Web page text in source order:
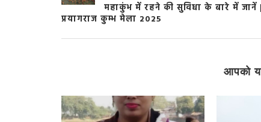
महाकुंभ में रहने की सुविधा के बारे में जानें
प्रयागराज कुम्भ मेला 2025
आपको